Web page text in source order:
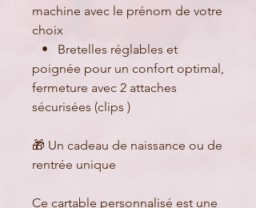
machine avec le prénom de votre
choix
• Bretelles réglables et
poignée pour un confort optimal,
fermeture avec 2 attaches
sécurisées (clips )
🎁 Un cadeau de naissance ou de
rentrée unique
Ce cartable personnalisé est une